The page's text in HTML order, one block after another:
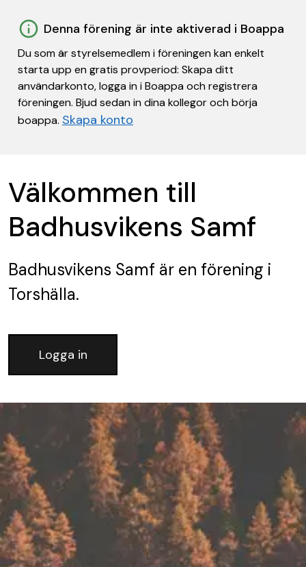
Denna förening är inte aktiverad i Boappa
Du som är styrelsemedlem i föreningen kan enkelt
starta upp en gratis provperiod: Skapa ditt
användarkonto, logga in i Boappa och registrera
föreningen. Bjud sedan in dina kollegor och börja
boappa. Skapa konto
Välkommen till
Badhusvikens Samf
Badhusvikens Samf är en förening i
Torshälla.
Logga in